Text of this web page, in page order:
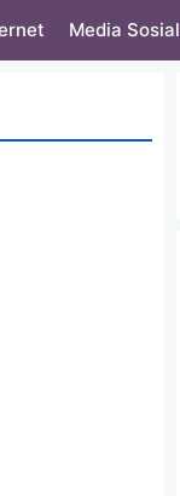
Media Sosial